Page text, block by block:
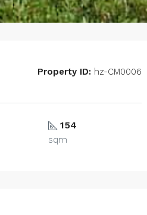
Property ID: hz-CM0006
154
sqm